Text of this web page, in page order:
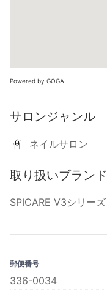
Powered by GOGA
サロンジャンル
ネイルサロン
取り扱いブランド
SPICARE V3シリーズ
郵便番号
336-0034